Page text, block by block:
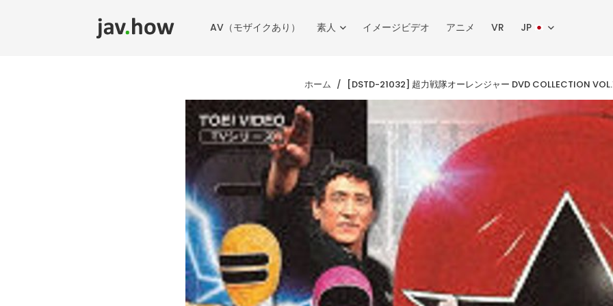
AV（モザイクあり） 素人 イメージビデオ アニメ VR JP
ホーム [DSTD-21032] 超力戦隊オーレンジャー DVD COLLECTION